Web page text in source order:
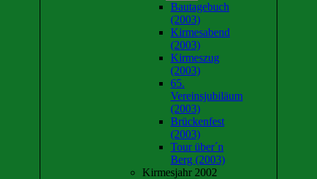
Bautagebuch
(2003)
Kirmesabend
(2003)
Kirmeszug
(2003)
65.
Vereinsjubiläum
(2003)
Brückenfest
(2003)
Tour über´n
Berg (2003)
Kirmesjahr 2002